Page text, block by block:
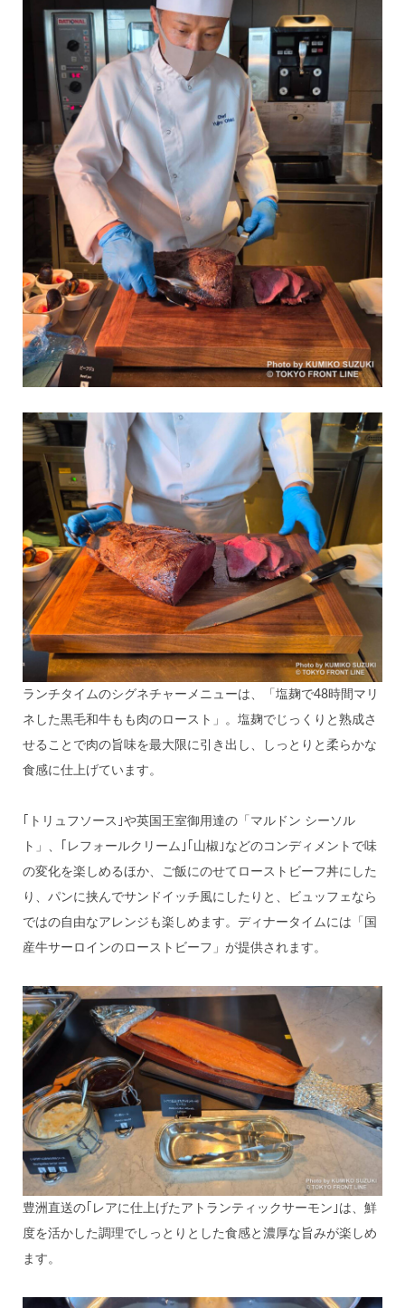
ランチタイムのシグネチャーメニューは、「塩麹で48時間マリ
ネした黒毛和牛もも肉のロースト」。塩麹でじっくりと熟成さ
せることで肉の旨味を最大限に引き出し、しっとりと柔らかな
食感に仕上げています。
｢トリュフソース｣や英国王室御用達の「マルドン シーソル
ト」、｢レフォールクリーム｣｢山椒｣などのコンディメントで味
の変化を楽しめるほか、ご飯にのせてローストビーフ丼にした
り、パンに挟んでサンドイッチ風にしたりと、ビュッフェなら
ではの自由なアレンジも楽しめます。ディナータイムには「国
産牛サーロインのローストビーフ」が提供されます。
豊洲直送の｢レアに仕上げたアトランティックサーモン｣は、鮮
度を活かした調理でしっとりとした食感と濃厚な旨みが楽しめ
ます。